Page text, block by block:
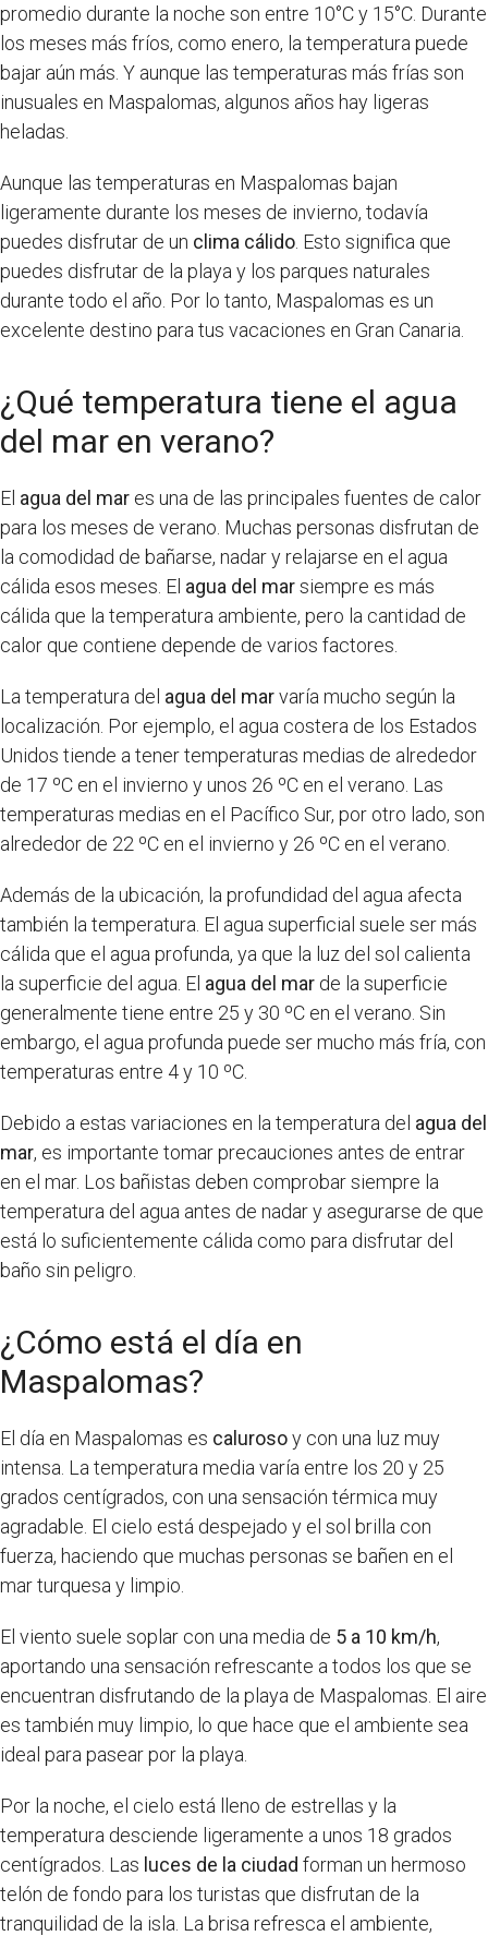
promedio durante la noche son entre 10°C y 15°C. Durante
los meses más fríos, como enero, la temperatura puede
bajar aún más. Y aunque las temperaturas más frías son
inusuales en Maspalomas, algunos años hay ligeras
heladas.
Aunque las temperaturas en Maspalomas bajan
ligeramente durante los meses de invierno, todavía
puedes disfrutar de un clima cálido . Esto significa que
puedes disfrutar de la playa y los parques naturales
durante todo el año. Por lo tanto, Maspalomas es un
excelente destino para tus vacaciones en Gran Canaria.
¿Qué temperatura tiene el agua
del mar en verano?
El agua del mar es una de las principales fuentes de calor
para los meses de verano. Muchas personas disfrutan de
la comodidad de bañarse, nadar y relajarse en el agua
cálida esos meses. El agua del marsiempre es más
cálida que la temperatura ambiente, pero la cantidad de
calor que contiene depende de varios factores.
La temperatura del agua del marvaría mucho según la
localización. Por ejemplo, el agua costera de los Estados
Unidos tiende a tener temperaturas medias de alrededor
de 17 ºC en el invierno y unos 26 ºC en el verano. Las
temperaturas medias en el Pacífico Sur, por otro lado, son
alrededor de 22 ºC en el invierno y 26 ºC en el verano.
Además de la ubicación, la profundidad del agua afecta
también la temperatura. El agua superficial suele ser más
cálida que el agua profunda, ya que la luz del sol calienta
la superficie del agua. El agua del mar de la superficie
generalmente tiene entre 25 y 30 ºC en el verano. Sin
embargo, el agua profunda puede ser mucho más fría, con
temperaturas entre 4 y 10 ºC.
Debido a estas variaciones en la temperatura del agua del
mar, es importante tomar precauciones antes de entrar
en el mar. Los bañistas deben comprobar siempre la
temperatura del agua antes de nadar y asegurarse de que
está lo suficientemente cálida como para disfrutar del
baño sin peligro.
¿Cómo está el día en
Maspalomas?
El día en Maspalomas es calurosoy con una luz muy
intensa. La temperatura media varía entre los 20 y 25
grados centígrados, con una sensación térmica muy
agradable. El cielo está despejado y el sol brilla con
fuerza, haciendo que muchas personas se bañen en el
mar turquesa y limpio.
El viento suele soplar con una media de 5 a 10 km/h,
aportando una sensación refrescante a todos los que se
encuentran disfrutando de la playa de Maspalomas. El aire
es también muy limpio, lo que hace que el ambiente sea
ideal para pasear por la playa.
Por la noche, el cielo está lleno de estrellas y la
temperatura desciende ligeramente a unos 18 grados
centígrados. Las luces de la ciudad forman un hermoso
telón de fondo para los turistas que disfrutan de la
tranquilidad de la isla. La brisa refresca el ambiente,